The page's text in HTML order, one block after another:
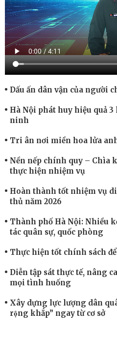
Dấu ấn dân vận của người
Hà Nội phát huy hiệu quả 3
ninh
Tri ân nơi miền hoa lửa
Nền nếp chính quy – Chìa
thực hiện nhiệm vụ
Hoàn thành tốt nhiệm vụ
thủ năm 2026
Thành phố Hà Nội: Nhiều
tác quân sự, quốc phòng
Thực hiện tốt chính sách
Diễn tập sát thực tế, nâng
mọi tình huống
Xây dựng lực lượng dân
rộng khắp” ngay từ cơ sở